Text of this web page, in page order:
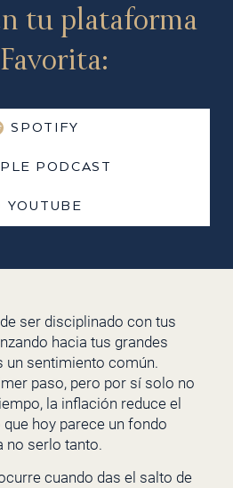
tu plataforma
SPOTIFY
PODCAST
YOUTUBE
ser disciplinado con tus
hacia tus grandes
un sentimiento común.
paso, pero por sí solo no
la inflación reduce el
hoy parece un fondo
no serlo tanto.
cuando das el salto de